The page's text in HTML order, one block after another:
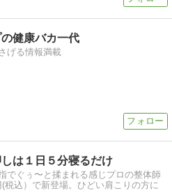
健康バカ一代
げる情報満載
は１日５分寝るだけ
でぐぅ〜と揉まれる感じプロの整体師
税込）で新登場。ひどい肩こりの方に